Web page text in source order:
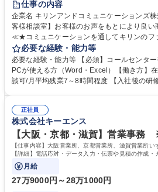
仕事の内容
企業名 キリンアンドコミュニケーションズ株式会社 求人名 中
客様相談室】お客様のお声をもとにより良い商品づ
≪★コミュニケーションを通してキリンの
お客様のお声をより良い商品づくりに活かし
様相談室でのお仕事です。 日々お客様からいただくキリングループへのご
意見を、企業活動に活かしています。お客様
って対応、情報提供するとともにグループ内
平均100件前後■メール・手紙：同上40件前後 募集職種 中野本社【お客様
相談室】お客様のお声をもとにより良い商品
必要な経験・能力等
必要な経験・能力等 【必須】コールセンター
PCが使える方（Word・Excel）【働き方】
談可/月平均残業7～8時間程度 【入社後の研修】着任から1か月は電話対応
すのでご安心ください。 【当社について】キ
う会社として、お客様との出会いを大切にし
を込めてコミュニケーションをとりながら
す。 学歴・資格 学歴：大学院 大学 高専 短大 専修学校 高校 語学力： 資
格：
正社員
株式会社キーエンス
【大阪・京都・滋賀】営業事務
【仕事内容】大阪営業所、京都営業所、滋賀営業所い
【詳細】電話応対・データ入力・伝票や見積の作成・
で発生する事務業務や業務改善をお任せ。
月給
27万9000円～28万1000円